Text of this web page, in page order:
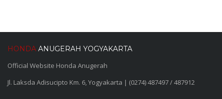
HONDA ANUGERAH YOGYAKARTA
Official Website Honda Anugerah
Jl. Laksda Adisucipto Km. 6, Yogyakarta | (0274) 487497 / 487912